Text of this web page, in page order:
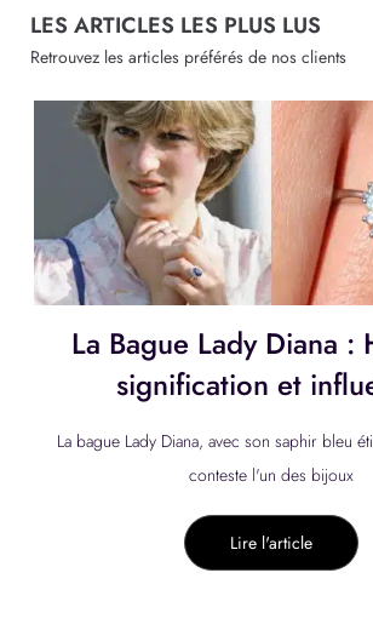
LES ARTICLES LES PLUS LUS
Retrouvez les articles préférés de nos clients
Bijoux Intégrés aux
une fusion
Brillance Intégrée : L'essor des Bijoux
Vous avez certainement remarqué ces
Lire l'article